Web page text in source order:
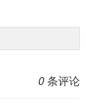
0 条评论